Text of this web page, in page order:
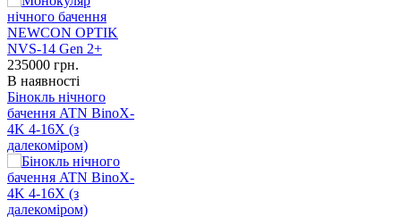
235000 грн.
В наявності
Бінокль нічного
бачення ATN BinoX-
4K 4-16X (з
далекоміром)